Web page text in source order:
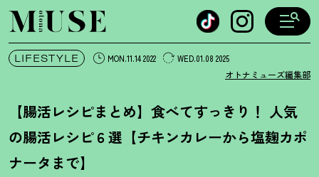
オトナミューズ ウェブ
LIFESTYLE MON.11.14 2022 WED.01.08 2025
オトナミューズ編集部
【腸活レシピまとめ】食べてすっきり ！ 人気
の腸活レシピ６選【チキンカレーから塩麹カポ
ナータまで】